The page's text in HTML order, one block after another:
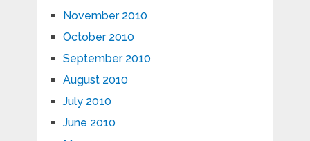
November 2010
October 2010
September 2010
August 2010
July 2010
June 2010